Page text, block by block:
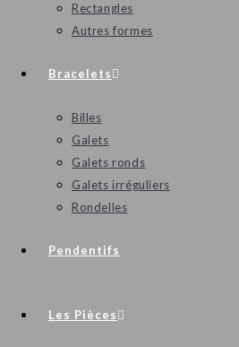
Rectangles
Autres formes
Bracelets
Billes
Galets
Galets ronds
Galets irréguliers
Rondelles
Pendentifs
Les Pièces